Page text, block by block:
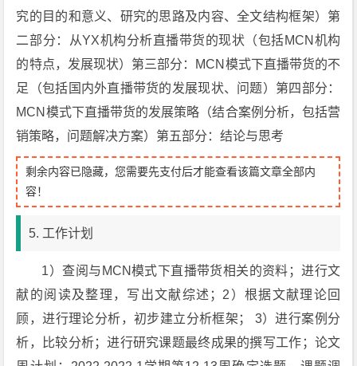
究的目的和意义、研究的思路及内容、全文结构框架）第
二部分：从YX机构分析直播带货的现状（包括MCN机构
的特点，发展现状）第三部分：MCN模式下直播带货的不
足（包括国内外直播带货的发展现状、问题）第四部分：
MCN模式下直播带货的发展策略（结合案例分析，包括营
销策略，问题解决方案）第五部分：结论与思考
剩余内容已隐藏，您需要先支付后才能查看该篇文章全部内
容！
5. 工作计划
1）查阅与MCN模式下直播带货相关的资料；进行文
献的阅读及整理，写出文献综述；2）根据文献理论回
顾，进行理论分析，初步建立分析框架； 3）进行案例分
析，比较分析；进行研究课题最终成果的撰写工作；论文